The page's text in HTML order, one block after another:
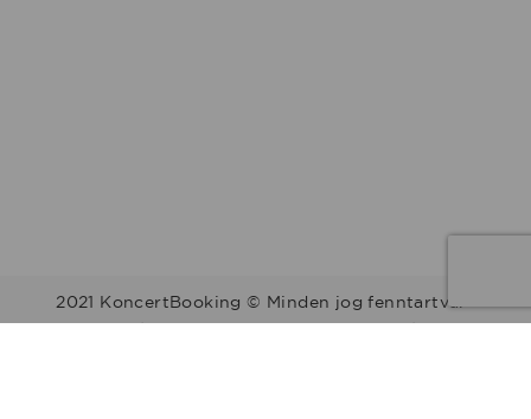
2021 KoncertBooking © Minden jog fenntartva.
Kapcsolat | Telefonszám: +36 30 157 9812 | E-mail: